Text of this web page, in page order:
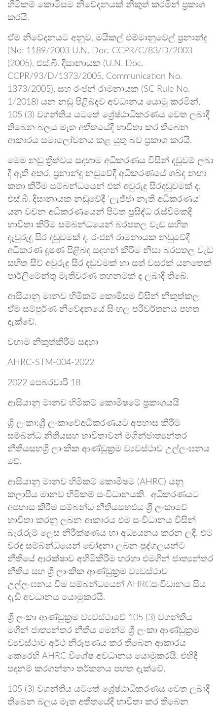
හිමිකම් කොමිසම නිවේදනයක් නිකුත් කරමින් ප්‍රකාශ
කරයි.
ඒම නිවේදනයට අනුව, මයිකල් එම්මානුවෙල් ප්‍රනාන්දු
(No: 1189/2003 U.N. Doc. CCPR/C/83/D/2003
(2005), එස්.බී. දිසානායක (U.N. Doc.
CCPR/93/D/1373/2005, Communication No.
1373/2005), සහ රංජන් රාමනායක (SC Rule No.
1/2018) යන නඩු පිළිබදව අවධානය යොමු කරමින්,
105 (3) වගන්තිය යටතේ ශ්‍රේෂ්ඨාධිකරණය වෙත ලබාදී
තිබෙන බලය මෑත අතීතයේදී භාවිතා කර තිබෙන
ආකාරය සමාලෝචනය කළ යුතු බව ප්‍රකාශ කරයි.
මෙම නඩු ත්‍රිත්වය සදහාම අධිකරණය විසින් දඩුවම් ලබා
දී ඇති අතර, ප්‍රනාන්දු නඩුවේදී අධිකරණයේ ශබ්ද නඟා
කතා කිරීම සම්බන්ධයෙන් එක් අවුරුදු සිරදඬුවමක් ද,
එස්.බී. දිසානායක නඩුවේදී ‘ලැජ්ජා නැති අධිකරණය’
යන වචන අධිකරණයෙන් පිටත ප්‍රසිද්ධ රැස්වීමකදී
භාවිතා කිරීම සම්බන්ධයෙන් බරපතල වැඩ සහිත
දෑවුරුදු සිර දඬුවමක් ද, රංජන් රාමනායක නඩුවේදී
අධිකරණ දූෂණ පිළිබඳ සඳහන් කිරීම නිසා බරපතල වැඩ
සහිත සිව් අවුරුදු සිර දඬුවමක් හා සත් වසරක් යනතෙක්
පාර්ලිමේන්තු මැතිවරණ තහනමක් ද ලබාදී තිබේ.
ආසියානු මානව හිමිකම් කොමිසම විසින් නිකුත්කල
ඒම සම්පුර්ණ නිවේදනයේ සිංහල පරිවර්තනය පහත
දැක්වේ.
වහාම නිකුත්කිරීම සඳහා
AHRC-STM-004-2022
2022 පෙබරවාරි 18
ආසියානු මානව හිමිකම් කොමිෂමේ ප්‍රකාශයයි
ශ්‍රී ලංකා:ශ්‍රී ලංකාවේඅධිකරණයට අපහාස කිරීම
සම්බන්ධ නීතියසහ භාවිතාවන් මගින්ජාත්‍යන්තර
නීතියසහශ්‍රී ලාංකික ආණ්ඩුක්‍රම ව්‍යවස්ථාව උල්ලංඝනය
වේ.
ආසියානු මානව හිමිකම් කොමිෂම (AHRC) යනු
කලාපීය මානව හිමිකම් සංවිධානයකි. අධිකරණයට
අපහාස කිරීම සම්බන්ධ නීතියසහඑය ශ්‍රී ලංකාවේ
භාවිතා කරනු ලබන ආකාරය එම සංවිධානය විසින්
බැරෑරුම් ලෙස නිරීක්ෂණය හා අධ්‍යයනය කරන ලදී. එම
වරද සම්බන්ධයෙන් චෝදනා ලබන පුද්ගලයන්ට
නීතියේ ආරක්ෂාව අහිමිකිරීම හරහා එමගින් ජාත්‍යන්තර
නීතිය සහ ශ්‍රී ලාංකික ආණ්ඩුක්‍රම ව්‍යවස්ථාව
උල්ලංඝනය වීම සම්බන්ධයෙන් AHRCසංවිධානය සිය
දැඩි අවධානය යොමුකරයි.
ශ්‍රී ලංකා ආණ්ඩුක්‍රම ව්‍යවස්ථාවේ 105 (3) වගන්තිය
මගින් ජාත්‍යන්තර නීතිය මෙන්ම ශ්‍රී ලංකා ආණ්ඩුක්‍රම
ව්‍යවස්ථාව අර්ථ නිරූපණය කර තිබෙන ආකාරය
කෙරෙහි AHRC විශේෂ අවධානය යොමුකරයි. එහිදී
පදනම් කරගන්නා තර්කනය පහත දැක්වේ.
105 (3) වගන්තිය යටතේ ශ්‍රේෂ්ඨාධිකරණය වෙත ලබාදී
තිබෙන බලය මෑත අතීතයේදී භාවිතා කර තිබෙන